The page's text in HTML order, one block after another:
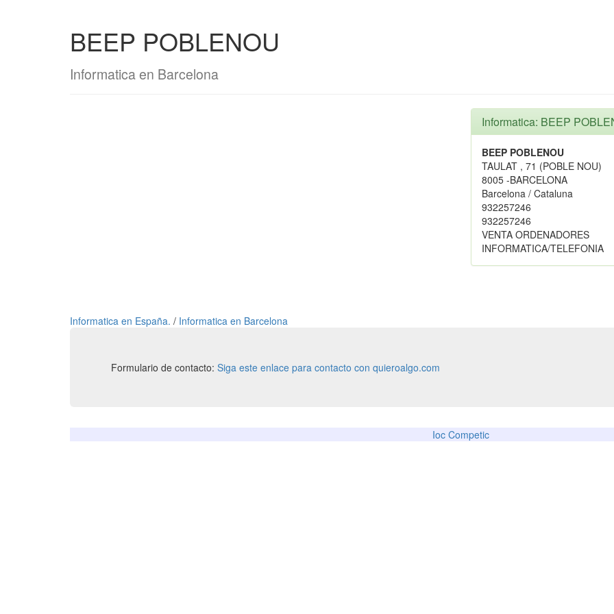
BEEP POBLENOU
Informatica en Barcelona
Informatica: BEEP
BEEP POBLENOU
TAULAT , 71 (POBLE NOU)
8005 -BARCELONA
Barcelona / Cataluna
932257246
932257246
VENTA ORDENADORES
INFORMATICA/TELEFONIA
Informatica en España. / Informatica en Barcelona
Formulario de contacto: Siga este enlace para contacto con quieroalgo.com
Ioc Competic